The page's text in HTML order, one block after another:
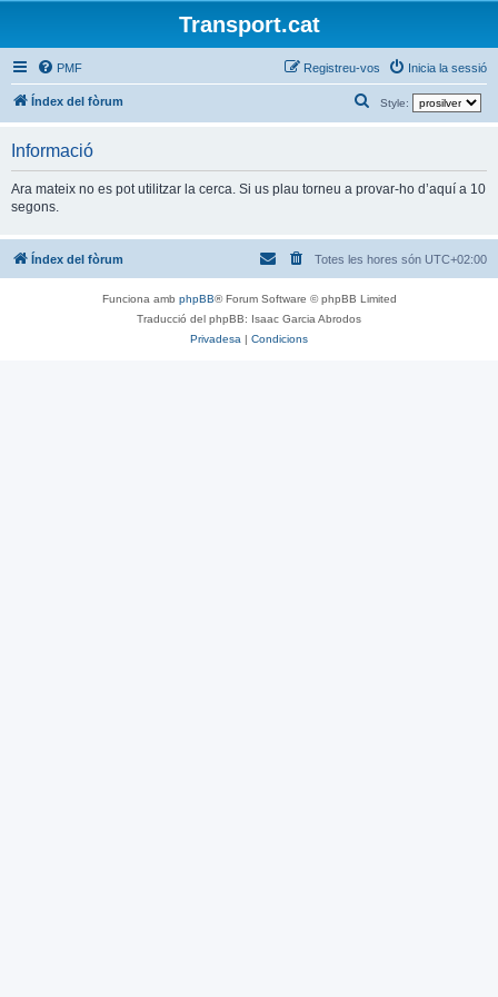
Transport.cat
PMF Inicia la sessió
Registreu-vos
Índex del fòrum Style:
e
Informació
Ara mateix no es pot utilitzar la cerca. Si us plau torneu a provar-ho d’aquí a 10
segons.
Índex del fòrum Totes les hores són UTC+02:00
Funciona amb phpBB® Forum Software © phpBB Limited
Traducció del phpBB: Isaac Garcia Abrodos
Privadesa | Condicions